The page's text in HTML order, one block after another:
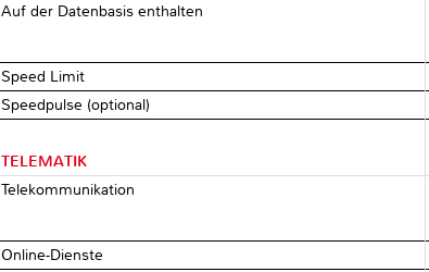
Auf der Datenbasis enthalten
Speed Limit
Speedpulse (optional)
TELEMATIK
Telekommunikation
Online-Dienste